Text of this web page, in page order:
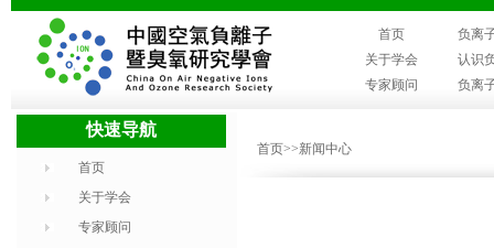
首页
负离
关于学会
认识
专家顾问
负离
快速导航
首页
关于学会
专家顾问
首页>>新闻中心